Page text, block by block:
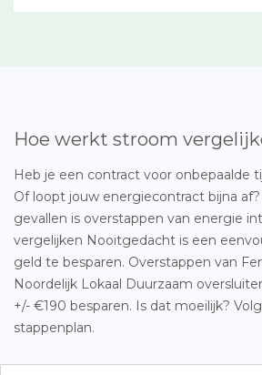
Hoe werkt stroom
Heb je een contract voor onbepaalde
Of loopt jouw energiecontract bijna
gevallen is overstappen van energie
vergelijken Nooitgedacht is een
geld te besparen. Overstappen van
Noordelijk Lokaal Duurzaam
+/- €190 besparen. Is dat moeilijk?
stappenplan.